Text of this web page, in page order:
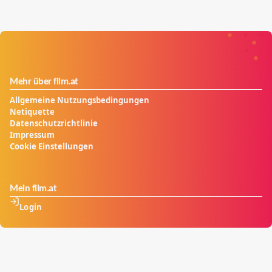
Mehr über film.at
Allgemeine Nutzungsbedingungen
Netiquette
Datenschutzrichtlinie
Impressum
Cookie Einstellungen
Mein film.at
Login